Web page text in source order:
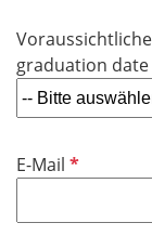
graduation date
f
l
E-Mail P